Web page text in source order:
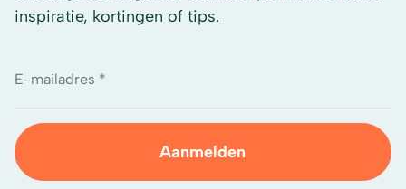
inspiratie, kortingen of tips.
E-mailadres *
Aanmelden